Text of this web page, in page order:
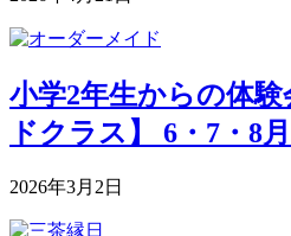
小学2年生からの体
ドクラス】 6・7・8
2026年3月2日